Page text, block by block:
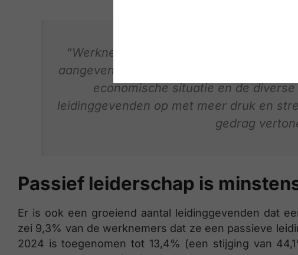
“Werknemers zijn doorgaans mondiger
aangeven is gelukkig minder een taboe.
economische situatie en de
leidinggevenden op met meer druk en
gedrag
Passief leiderschap is
Er is ook een groeiend aantal leidinggevenden dat
zei 9,3% van de werknemers dat ze een passieve
2024 is toegenomen tot 13,4% (een stijging van